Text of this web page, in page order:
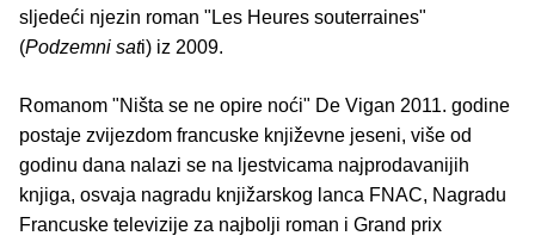
sljedeći njezin roman "Les Heures souterraines"
(Podzemni sati) iz 2009.
Romanom "Ništa se ne opire noći" De Vigan 2011. godine
postaje zvijezdom francuske književne jeseni, više od
godinu dana nalazi se na ljestvicama najprodavanijih
knjiga, osvaja nagradu knjižarskog lanca FNAC, Nagradu
Francuske televizije za najbolji roman i Grand prix